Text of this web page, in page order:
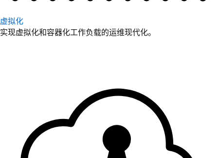
虚拟化
实现虚拟化和容器化工作负载的运维现代化。